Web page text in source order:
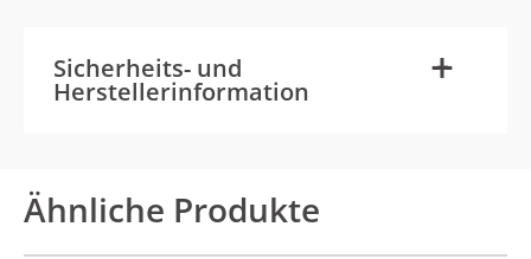
Sicherheits- und
Herstellerinformation +
-
Ähnliche Produkte